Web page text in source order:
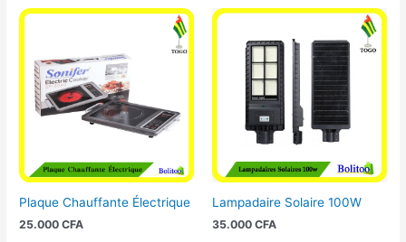
Plaque Chauffante Électrique
25.000CFA
Lampadaire Solaire 100W
35.000 CFA